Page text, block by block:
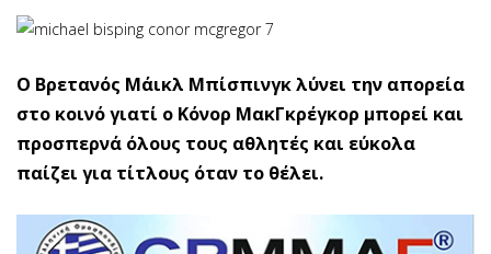
Ο Βρετανός Μάικλ Μπίσπινγκ λύνει την απορεία
στο κοινό γιατί ο Κόνορ ΜακΓκρέγκορ μπορεί και
προσπερνά όλους τους αθλητές και εύκολα
παίζει για τίτλους όταν το θέλει.